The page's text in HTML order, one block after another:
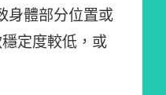
身體部分位置或
定度較低，或